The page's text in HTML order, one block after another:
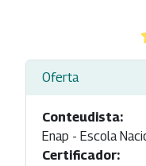
Oferta
Conteudista:
Enap - Escola
Certificador: